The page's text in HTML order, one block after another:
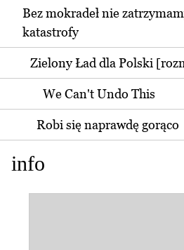
Bez mokradeł nie
katastrofy
Zielony Ład dla Polski
We Can't Undo This
Robi się naprawdę gorąco
info